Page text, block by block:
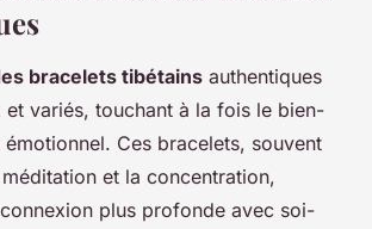
bracelets tibétains authentiques
et variés, touchant à la fois le bien-
Ces bracelets, souvent
et la concentration,
plus profonde avec soi-